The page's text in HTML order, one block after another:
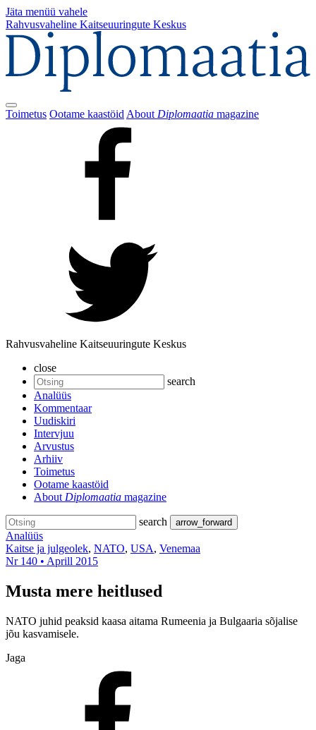
Jäta menüü vahele
Rahvusvaheline Kaitseuuringute Keskus
Toimetus Ootame kaastöid About Diplomaatia magazine
Rahvusvaheline Kaitseuuringute Keskus
close
search
Analüüs
Kommentaar
Uudiskiri
Intervjuu
Arvustus
Arhiiv
Toimetus
Ootame kaastöid
About Diplomaatia magazine
search arrow_forward
Analüüs
Kaitse ja julgeolek, NATO, USA, Venemaa
Nr 140 • Aprill 2015
Musta mere heitlused
NATO juhid peaksid kaasa aitama Rumeenia ja Bulgaaria sõjalise
jõu kasvamisele.
Jaga